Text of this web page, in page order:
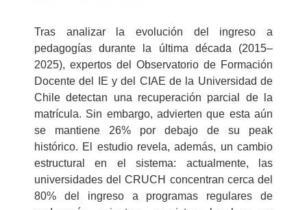
Tras analizar la evolución del ingreso a
pedagogías durante la última década (2015–
2025), expertos del Observatorio de Formación
Docente del IE y del CIAE de la Universidad de
Chile detectan una recuperación parcial de la
matrícula. Sin embargo, advierten que esta aún
se mantiene 26% por debajo de su peak
histórico. El estudio revela, además, un cambio
estructural en el sistema: actualmente, las
universidades del CRUCH concentran cerca del
80% del ingreso a programas regulares de